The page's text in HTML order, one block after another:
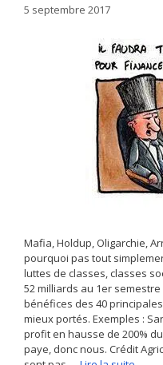
5 septembre 2017
Mafia, Holdup, Oligarchie,
pourquoi pas tout
luttes de classes, classes
52 milliards au 1er semestre
bénéfices des 40
mieux portés. Exemples :
profit en hausse de 200%
paye, donc nous. Crédit